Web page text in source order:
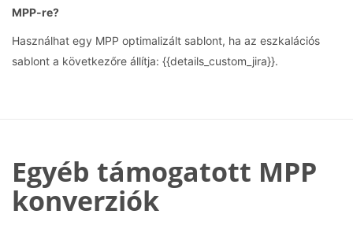
MPP-re?
Használhat egy MPP optimalizált sablont, ha az eszkalációs
sablont a következőre állítja: {{details_custom_jira}}.
Egyéb támogatott MPP
konverziók